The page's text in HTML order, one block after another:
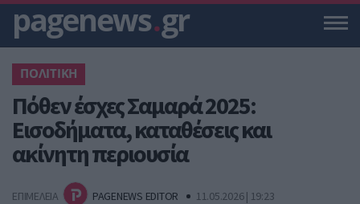
pagenews.gr
ΠΟΛΙΤΙΚΗ
Πόθεν έσχες Σαμαρά 2025:
Εισοδήματα, καταθέσεις και
ακίνητη περιουσία
ΕΠΙΜΕΛΕΙΑ PAGENEWS EDITOR
11.05.2026 | 19:23